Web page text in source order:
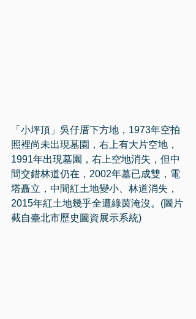
「小坪頂」吳仔厝下方地，1973年空拍
照裡尚未出現墓園，右上有大片空地，
1991年出現墓園，右上空地消失，但中
間交錯林道仍在，2002年墓已成雙，電
塔矗立，中間紅土地變小、林道消失，
2015年紅土地幾乎全遭綠茵淹沒。(圖片
截自臺北市歷史圖資展示系統)